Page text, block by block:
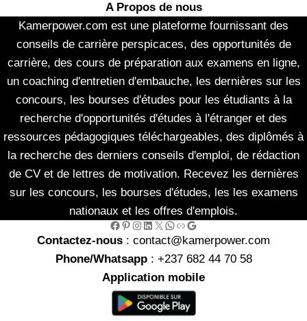
A Propos de nous
Kamerpower.com est une plateforme fournissant des
conseils de carrière perspicaces, des opportunités de
carrière, des cours de préparation aux examens en ligne,
un coaching d'entretien d'embauche, les dernières sur les
concours, les bourses d'études pour les étudiants à la
recherche d'opportunités d'études à l'étranger et des
ressources pédagogiques téléchargeables, des diplômés à
la recherche des derniers conseils d'emploi, de rédaction
de CV et de lettres de motivation. Recevez les dernières
sur les concours, les bourses d'études, les les examens
nationaux et les offres d'emplois.
Facebook Pinterest Instagram LinkedIn X WhatsApp Link Google
Contactez-nous : contact@kamerpower.com
Phone/Whatsapp: +237 682 44 70 58
Application mobile